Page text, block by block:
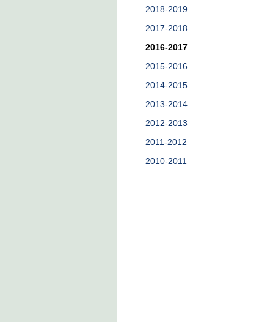
2018-2019
2017-2018
2016-2017
2015-2016
2014-2015
2013-2014
2012-2013
2011-2012
2010-2011